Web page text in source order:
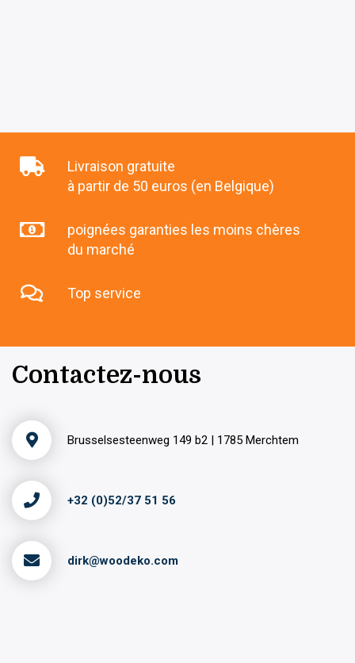
Livraison gratuite
à partir de 50 euros (en Belgique)
poignées garanties les moins chères
du marché
Top service
Contactez-nous
Brusselsesteenweg 149 b2 | 1785 Merchtem
+32 (0)52/37 51 56
dirk@woodeko.com